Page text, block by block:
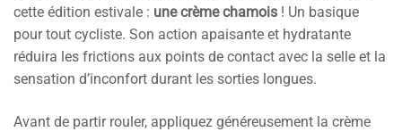
cette édition estivale : une crème chamois ! Un basique
pour tout cycliste. Son action apaisante et hydratante
réduira les frictions aux points de contact avec la selle et la
sensation d’inconfort durant les sorties longues.
Avant de partir rouler, appliquez généreusement la crème